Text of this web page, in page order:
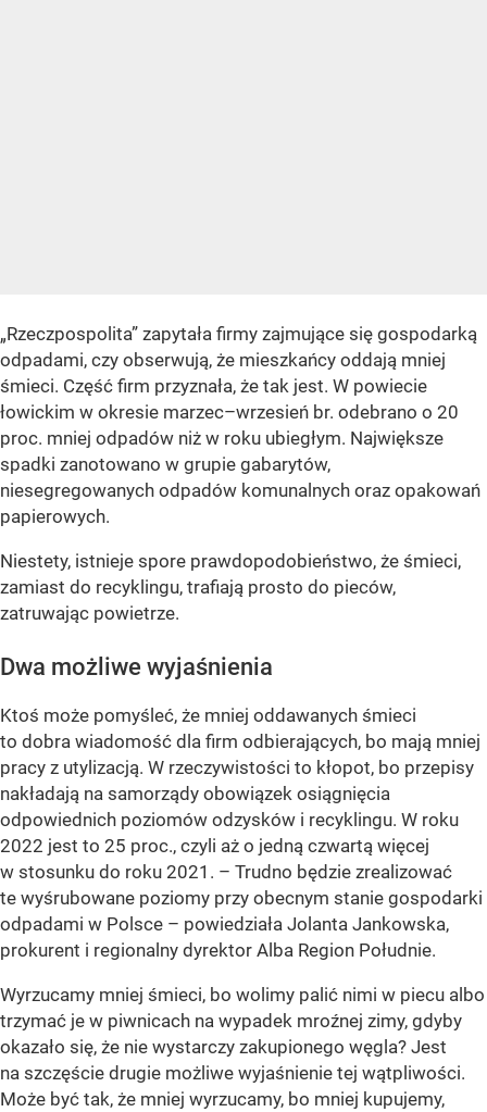
„Rzeczpospolita” zapytała firmy zajmujące się gospodarką
odpadami, czy obserwują, że mieszkańcy oddają mniej
śmieci. Część firm przyznała, że tak jest. W powiecie
łowickim w okresie marzec–wrzesień br. odebrano o 20
proc. mniej odpadów niż w roku ubiegłym. Największe
spadki zanotowano w grupie gabarytów,
niesegregowanych odpadów komunalnych oraz opakowań
papierowych.
Niestety, istnieje spore prawdopodobieństwo, że śmieci,
zamiast do recyklingu, trafiają prosto do pieców,
zatruwając powietrze.
Dwa możliwe wyjaśnienia
Ktoś może pomyśleć, że mniej oddawanych śmieci
to dobra wiadomość dla firm odbierających, bo mają mniej
pracy z utylizacją. W rzeczywistości to kłopot, bo przepisy
nakładają na samorządy obowiązek osiągnięcia
odpowiednich poziomów odzysków i recyklingu. W roku
2022 jest to 25 proc., czyli aż o jedną czwartą więcej
w stosunku do roku 2021. – Trudno będzie zrealizować
te wyśrubowane poziomy przy obecnym stanie gospodarki
odpadami w Polsce – powiedziała Jolanta Jankowska,
prokurent i regionalny dyrektor Alba Region Południe.
Wyrzucamy mniej śmieci, bo wolimy palić nimi w piecu albo
trzymać je w piwnicach na wypadek mroźnej zimy, gdyby
okazało się, że nie wystarczy zakupionego węgla? Jest
na szczęście drugie możliwe wyjaśnienie tej wątpliwości.
Może być tak, że mniej wyrzucamy, bo mniej kupujemy,